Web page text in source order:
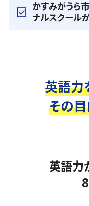
かすみがうら
ナルスクール
英語力
その目
英語力